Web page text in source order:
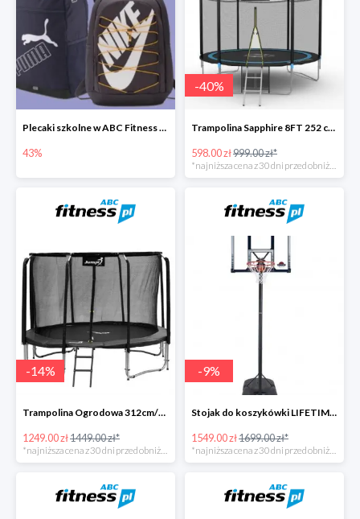
Plecaki szkolne w ABC Fitness -43%
43%
-40%
Trampolina Sapphire 8FT 252 cm + drabinka GRATISY
598.00 zł999.00 zł*
-14%
Trampolina Ogrodowa 312cm/10FT Czarna z Wewnętrzną Siatką
1249.00 zł1449.00 zł*
*najniższa cena z 30 dni przed obniżką
-9%
Stojak do koszykówki LIFETIME BOSTON 90001
1549.00 zł1699.00 zł*
*najniższa cena z 30 dni przed obniżką